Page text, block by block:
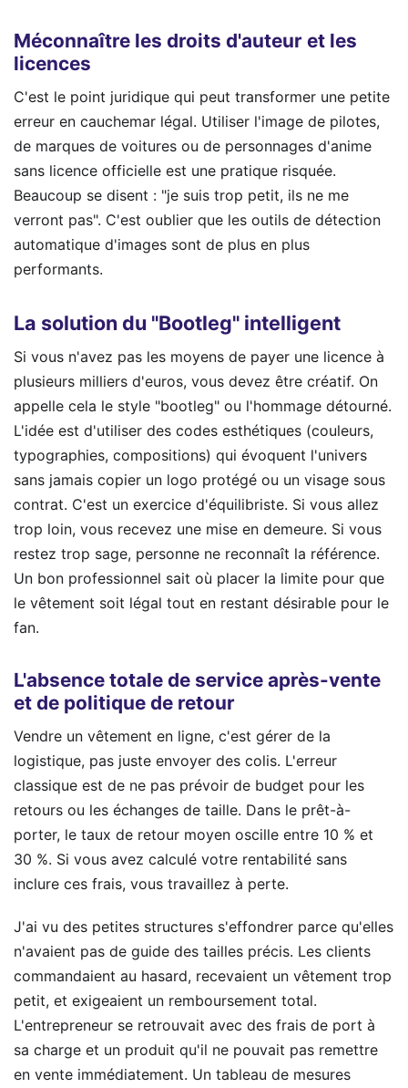
Méconnaître les droits d'auteur et les
licences
C'est le point juridique qui peut transformer une petite
erreur en cauchemar légal. Utiliser l'image de pilotes,
de marques de voitures ou de personnages d'anime
sans licence officielle est une pratique risquée.
Beaucoup se disent : "je suis trop petit, ils ne me
verront pas". C'est oublier que les outils de détection
automatique d'images sont de plus en plus
performants.
La solution du "Bootleg" intelligent
Si vous n'avez pas les moyens de payer une licence à
plusieurs milliers d'euros, vous devez être créatif. On
appelle cela le style "bootleg" ou l'hommage détourné.
L'idée est d'utiliser des codes esthétiques (couleurs,
typographies, compositions) qui évoquent l'univers
sans jamais copier un logo protégé ou un visage sous
contrat. C'est un exercice d'équilibriste. Si vous allez
trop loin, vous recevez une mise en demeure. Si vous
restez trop sage, personne ne reconnaît la référence.
Un bon professionnel sait où placer la limite pour que
le vêtement soit légal tout en restant désirable pour le
fan.
L'absence totale de service après-vente
et de politique de retour
Vendre un vêtement en ligne, c'est gérer de la
logistique, pas juste envoyer des colis. L'erreur
classique est de ne pas prévoir de budget pour les
retours ou les échanges de taille. Dans le prêt-à-
porter, le taux de retour moyen oscille entre 10 % et
30 %. Si vous avez calculé votre rentabilité sans
inclure ces frais, vous travaillez à perte.
J'ai vu des petites structures s'effondrer parce qu'elles
n'avaient pas de guide des tailles précis. Les clients
commandaient au hasard, recevaient un vêtement trop
petit, et exigeaient un remboursement total.
L'entrepreneur se retrouvait avec des frais de port à
sa charge et un produit qu'il ne pouvait pas remettre
en vente immédiatement. Un tableau de mesures